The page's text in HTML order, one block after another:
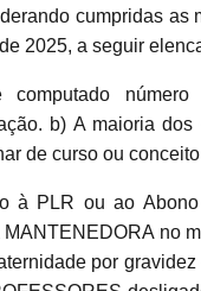
cumpridas
2025, a seguir
computado
b) A maioria
de curso ou
à PLR ou ao
no
por